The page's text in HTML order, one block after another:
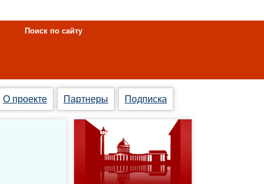
Поиск по сайту
О проекте Партнеры Подписка